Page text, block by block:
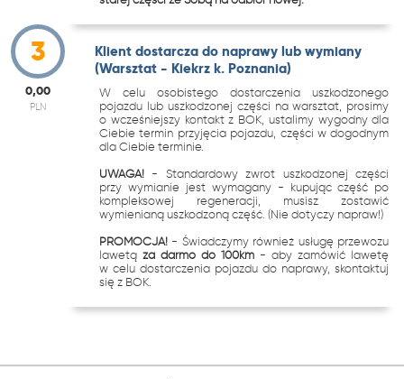
3
0,00
PLN
Klient dostarcza do naprawy lub wymiany
(Warsztat - Kiekrz k. Poznania)
W celu osobistego dostarczenia uszkodzonego
pojazdu lub uszkodzonej części na warsztat, prosimy
o wcześniejszy kontakt z BOK, ustalimy wygodny dla
Ciebie termin przyjęcia pojazdu, części w dogodnym
dla Ciebie terminie.
UWAGA! - Standardowy zwrot uszkodzonej części
przy wymianie jest wymagany - kupując część po
kompleksowej regeneracji, musisz zostawić
wymienianą uszkodzoną część. (Nie dotyczy napraw!)
PROMOCJA! - Świadczymy również usługę przewozu
lawetąza darmo do 100km - aby zamówić lawetę
w celu dostarczenia pojazdu do naprawy, skontaktuj
się z BOK.